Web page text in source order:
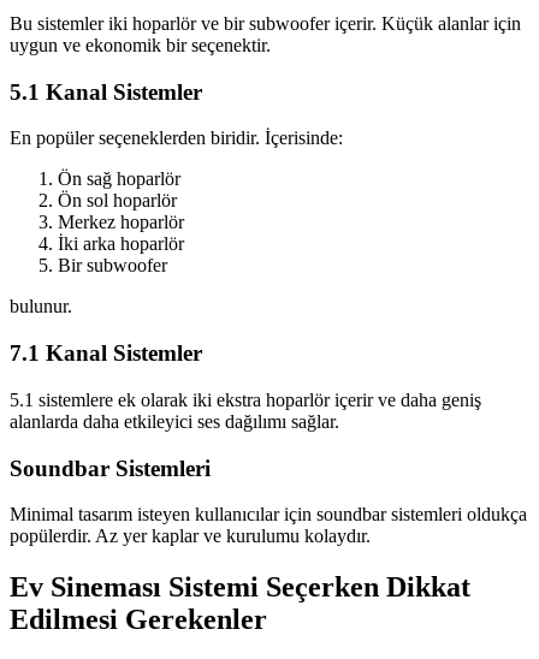
Bu sistemler iki hoparlör ve bir subwoofer içerir. Küçük alanlar için
uygun ve ekonomik bir seçenektir.
5.1 Kanal Sistemler
En popüler seçeneklerden biridir. İçerisinde:
Ön sağ hoparlör
Ön sol hoparlör
Merkez hoparlör
İki arka hoparlör
Bir subwoofer
bulunur.
7.1 Kanal Sistemler
5.1 sistemlere ek olarak iki ekstra hoparlör içerir ve daha geniş
alanlarda daha etkileyici ses dağılımı sağlar.
Soundbar Sistemleri
Minimal tasarım isteyen kullanıcılar için soundbar sistemleri oldukça
popülerdir. Az yer kaplar ve kurulumu kolaydır.
Ev Sineması Sistemi Seçerken Dikkat
Edilmesi Gerekenler